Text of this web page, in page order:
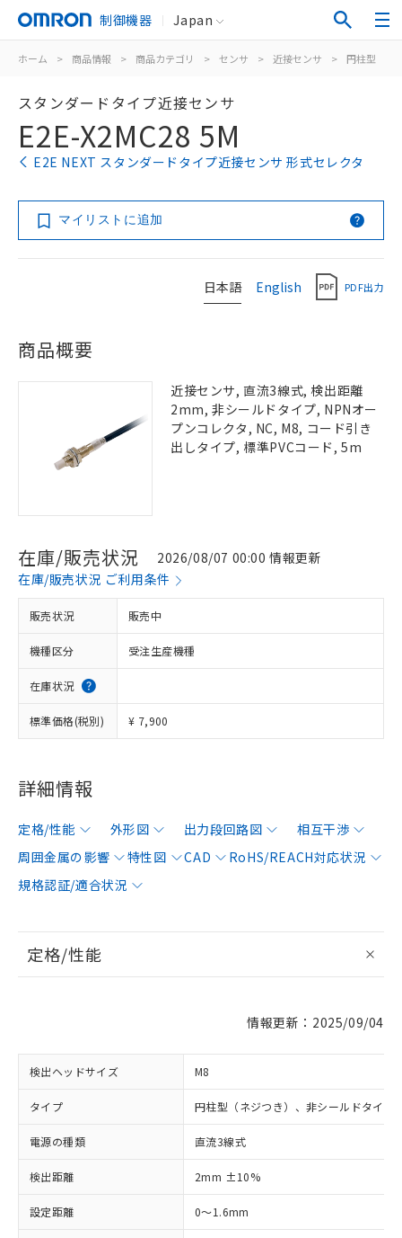
制御機器 Japan
ホーム > 商品情報 > 商品カテゴリ > センサ > 近接センサ > 円柱型
スタンダードタイプ近接センサ
E2E-X2MC28 5M
E2E NEXT スタンダードタイプ近接センサ 形式セレクタ
マイリストに追加
日本語 English PDF出力
商品概要
近接センサ, 直流3線式, 検出距離
2mm, 非シールドタイプ, NPNオー
プンコレクタ, NC, M8, コード引き
出しタイプ, 標準PVCコード, 5m
在庫/販売状況
2026/08/07 00:00 情報更新
在庫/販売状況 ご利用条件
販売状況 販売中
機種区分 受注生産機種
在庫状況
標準価格(税別) ¥ 7,900
詳細情報
定格/性能 外形図 出力段回路図
相互干渉
周囲金属の影響
特性図 CAD
RoHS/REACH対応状況
規格認証/適合状況
定格/性能
情報更新：2025/09/04
検出ヘッドサイズ M8
タイプ 円柱型（ネジつき）、非シールドタイプ
電源の種類 直流3線式
検出距離 2mm ±10%
設定距離 0～1.6mm